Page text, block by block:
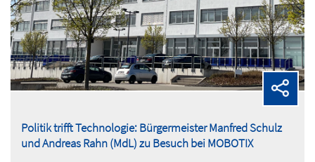
Politik trifft Technologie: Bürgermeister Manfred Schulz
und Andreas Rahn (MdL) zu Besuch bei MOBOTIX